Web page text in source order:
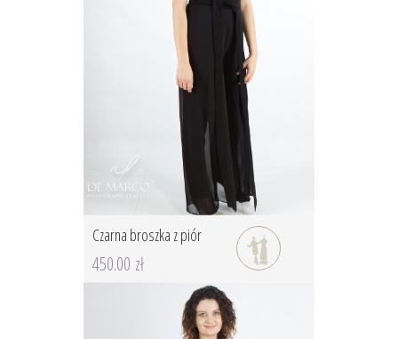
Czarna broszka z piór
450.00 zł